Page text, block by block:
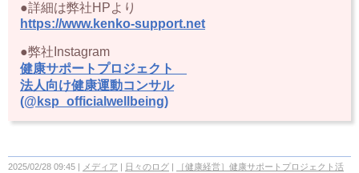
●詳細は弊社HPより
https://www.kenko-support.net
●弊社Instagram
健康サポートプロジェクト
法人向け健康運動コンサル
(@ksp_officialwellbeing)
2025/02/28 09:45 メディア 日々のログ
［健康経営］健康サポートプロジェクト活